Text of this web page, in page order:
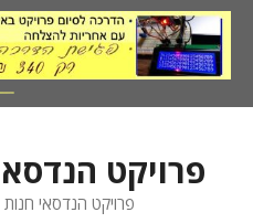
לדלג
לתוכן
פרויקט
פרויקט הנדסאי